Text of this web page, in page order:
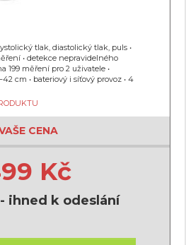
tlak, diastolický tlak, puls •
• detekce nepravidelného
199 měření pro 2 uživatele •
cm • bateriový i síťový provoz • 4
CENA
Kč
ihned k odeslání